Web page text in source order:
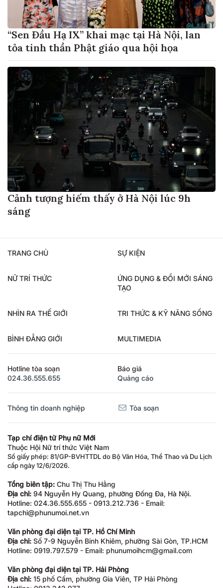
“Sen Đầu Hạ IX” khai mạc tại Hà Nội, lan
tỏa tinh thần Phật giáo qua hội họa
Cảnh tượng hiếm thấy ở Hà Nội lúc 9h
sáng
TRANG CHỦ SỰ KIỆN
NỮ TRÍ THỨC
ỨNG DỤNG & ĐỔI MỚI SÁNG
TẠO
NHÌN RA THẾ GIỚI TRI THỨC & KỸ NĂNG SỐNG
BÌNH ĐẲNG GIỚI MULTIMEDIA
Hotline tòa soạn
024.36.555.655
Báo giá
Quảng cáo
Thông tin doanh nghiệp Tòa soạn
Tạp chí điện tử Phụ nữ Mới
Thuộc Hội Nữ trí thức Việt Nam
Số giấy phép: 81/GP-BVHTTDL do Bộ Văn Hóa, Thể Thao và Du Lịch
cấp ngày 12/6/2026.
Tổng biên tập: Chu Thị Thu Hằng
Địa chỉ: 94 Nguyễn Hy Quang, phường Đống Đa, Hà Nội.
Hotline: 024.36.555.655 - 0913.212.736 - Email:
tapchi@phunumoi.net.vn
Văn phòng đại diện tại TP. Hồ Chí Minh
Địa chỉ: Số 7-9 Nguyễn Bỉnh Khiêm, phường Sài Gòn, TP.HCM
Hotline: 0919.797.579 - Email: phunumoihcm@gmail.com
Văn phòng đại diện tại TP. Hải Phòng
Địa chỉ: 15 phố Cấm, phường Gia Viên, TP Hải Phòng